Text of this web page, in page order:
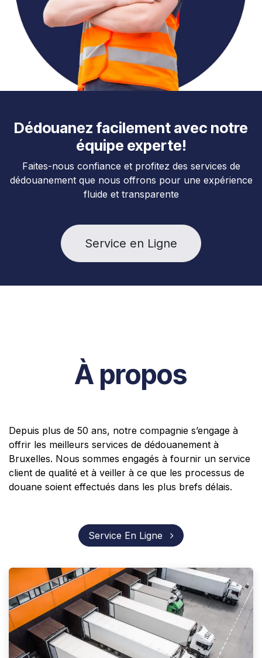
Dédouanez facilement avec notre
équipe experte!
Faites-nous confiance et profitez des services de
dédouanement que nous offrons pour une expérience
fluide et transparente
Service en Ligne
À propos
Depuis plus de 50 ans, notre compagnie s’engage à
offrir les meilleurs services de dédouanement à
Bruxelles. Nous sommes engagés à fournir un service
client de qualité et à veiller à ce que les processus de
douane soient effectués dans les plus brefs délais.
Service En Ligne